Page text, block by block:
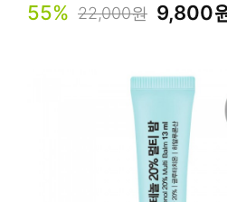
55% 22,000원 9,800